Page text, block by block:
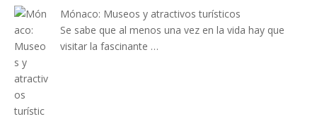
Mónaco: Museos y atractivos turísticos
Se sabe que al menos una vez en la vida hay que
visitar la fascinante …